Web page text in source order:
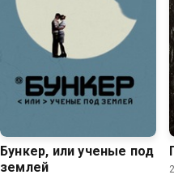
Бункер, или ученые под
землей